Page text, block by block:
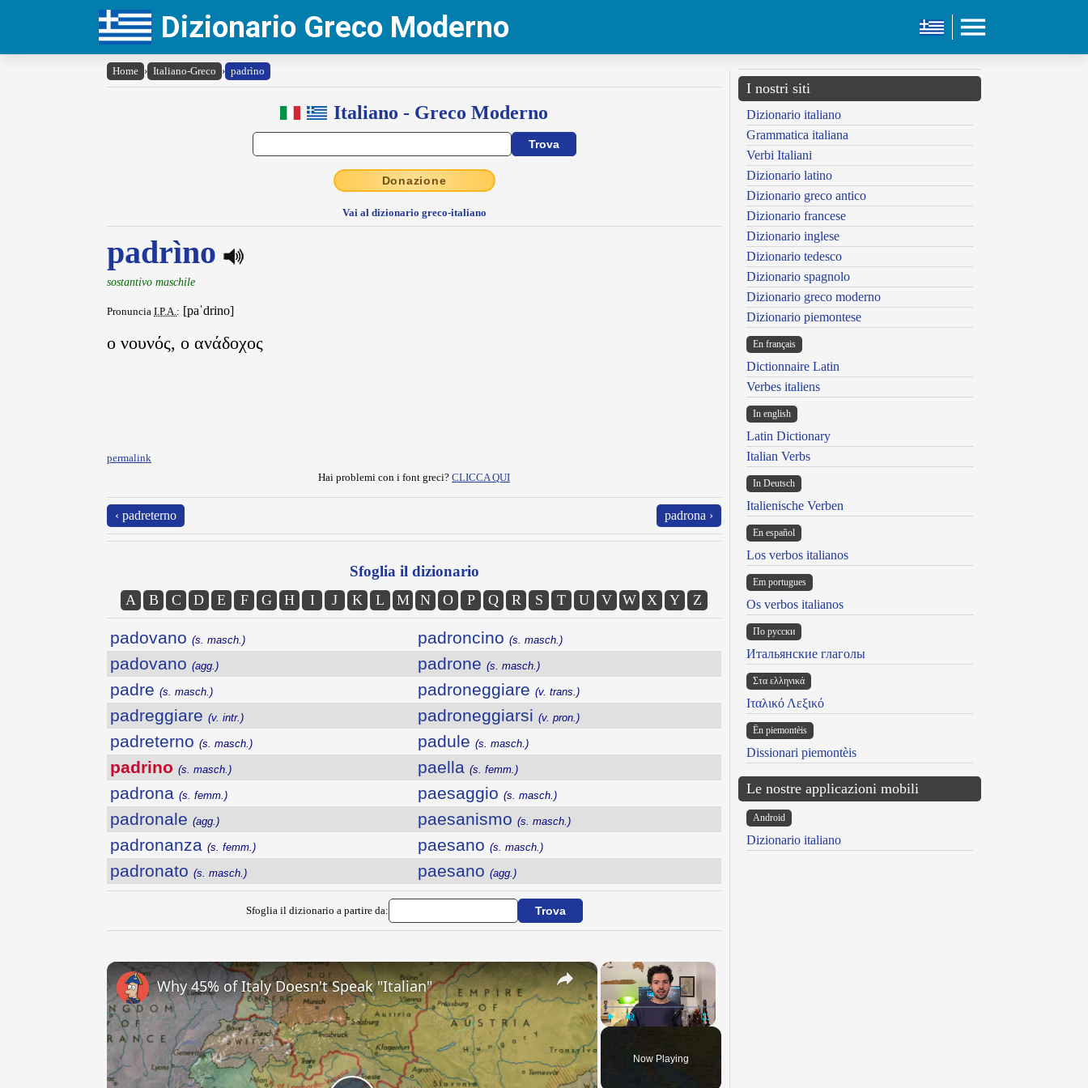
Dizionario Greco Moderno
Home › Italiano-Greco › padrìno
Italiano - Greco Moderno
Donazione
Vai al dizionario greco-italiano
padrìno
sostantivo maschile
Pronuncia I.P.A.: [paˈdrino]
ο νουνός, ο ανάδοχος
permalink
Hai problemi con i font greci? CLICCA QUI
‹ padreterno padrona ›
Sfoglia il dizionario
A B C D E F G H I J K L M N O P Q R S T U V W X Y Z
padovano (s. masch.)
padovano (agg.)
padre (s. masch.)
padreggiare (v. intr.)
padreterno (s. masch.)
padrino (s. masch.)
padrona (s. femm.)
padronale (agg.)
padronanza (s. femm.)
padronato (s. masch.)
padroncino (s. masch.)
padrone (s. masch.)
padroneggiare (v. trans.)
padroneggiarsi (v. pron.)
padule (s. masch.)
paella (s. femm.)
paesaggio (s. masch.)
paesanismo (s. masch.)
paesano (s. masch.)
paesano (agg.)
Sfoglia il dizionario a partire da:
×
Fullscreen
Now Playing
×
Why 45% of Italy Doesn't Speak "Italian"
I nostri siti
Dizionario italiano
Grammatica italiana
Verbi Italiani
Dizionario latino
Dizionario greco antico
Dizionario francese
Dizionario inglese
Dizionario tedesco
Dizionario spagnolo
Dizionario greco moderno
Dizionario piemontese
En français
Dictionnaire Latin
Verbes italiens
In english
Latin Dictionary
Italian Verbs
In Deutsch
Italienische Verben
En español
Los verbos italianos
Em portugues
Os verbos italianos
По русски
Итальянские глаголы
Στα ελληνικά
Ιταλικό Λεξικό
Ën piemontèis
Dissionari piemontèis
Le nostre applicazioni mobili
Android
Dizionario italiano